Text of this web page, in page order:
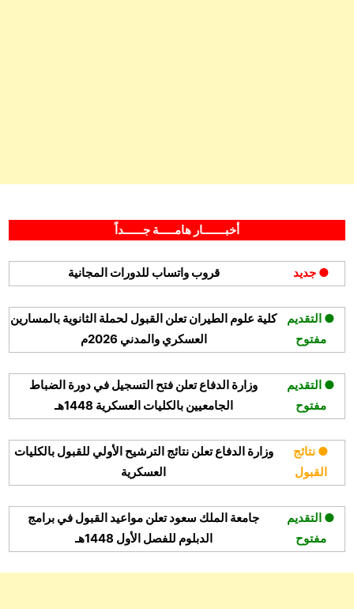
شركة
نادك
تعلن
البكالوريوس
فأعلى
الشرقية
أخبـــــــار هامـــــة جــــــداً
● جديد قروب واتساب للدورات المجانية
● التقديم
مفتوح
كلية علوم الطيران تعلن القبول لحملة الثانوية بالمسارين
العسكري والمدني 2026م
● التقديم
مفتوح
وزارة الدفاع تعلن فتح التسجيل في دورة الضباط
الجامعيين بالكليات العسكرية 1448هـ
● نتائج
القبول
وزارة الدفاع تعلن نتائج الترشيح الأولي للقبول بالكليات
العسكرية
● التقديم
مفتوح
جامعة الملك سعود تعلن مواعيد القبول في برامج
الدبلوم للفصل الأول 1448هـ